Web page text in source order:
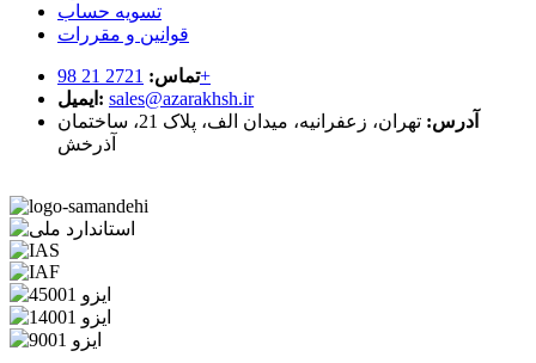
تسویه حساب
قوانین و مقررات
تماس:2721 21 98+
ایمیل: sales@azarakhsh.ir
آدرس:
تهران، زعفرانیه، میدان الف، پلاک 21، ساختمان
آذرخش